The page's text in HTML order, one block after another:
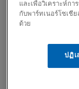
แขนกลและ
ATEX ตอบ
งานในสภา
และเพื่อวิเคราะห์กา
กับพาร์ทเนอร์โซเชี
ด้วย
ปฏิ